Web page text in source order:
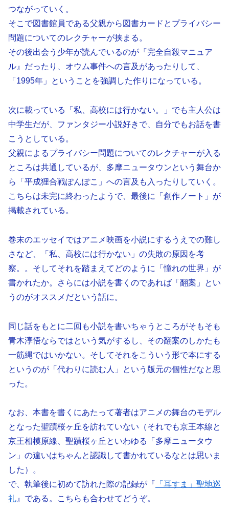
つながっていく。
そこで図書館員である父親から図書カードとプライバシー
問題についてのレクチャーが挟まる。
その後出会う少年が読んでいるのが『完全自殺マニュア
ル』だったり、オウム事件への言及があったりして、
「1995年」ということを強調した作りになっている。
次に載っている「私、高校には行かない。」でも主人公は
中学生だが、ファンタジー小説好きで、自分でもお話を書
こうとしている。
父親によるプライバシー問題についてのレクチャーが入る
ところは共通しているが、多摩ニュータウンという舞台か
ら「平成狸合戦ぽんぽこ」への言及も入ったりしていく。
こちらは未完に終わったようで、最後に「創作ノート」が
掲載されている。
巻末のエッセイではアニメ映画を小説にするうえでの難し
さなど、「私、高校には行かない」の失敗の原因を考
察。。そしてそれを踏まえてどのように「憧れの世界」が
書かれたか。さらには小説を書くのであれば「翻案」とい
うのがオススメだという話に。
同じ話をもとに二回も小説を書いちゃうところがそもそも
青木淳悟ならではという気がするし、その翻案のしかたも
一筋縄ではいかない。そしてそれをこういう形で本にする
というのが「代わりに読む人」という版元の個性だなと思
った。
なお、本書を書くにあたって著者はアニメの舞台のモデル
となった聖蹟桜ヶ丘を訪れていない（それでも京王本線と
京王相模原線、聖蹟桜ヶ丘といわゆる「多摩ニュータウ
ン」の違いはちゃんと認識して書かれているなとは思いま
した）。
で、執筆後に初めて訪れた際の記録が『 「耳すま」聖地巡
礼』である。こちらも合わせてどうぞ。